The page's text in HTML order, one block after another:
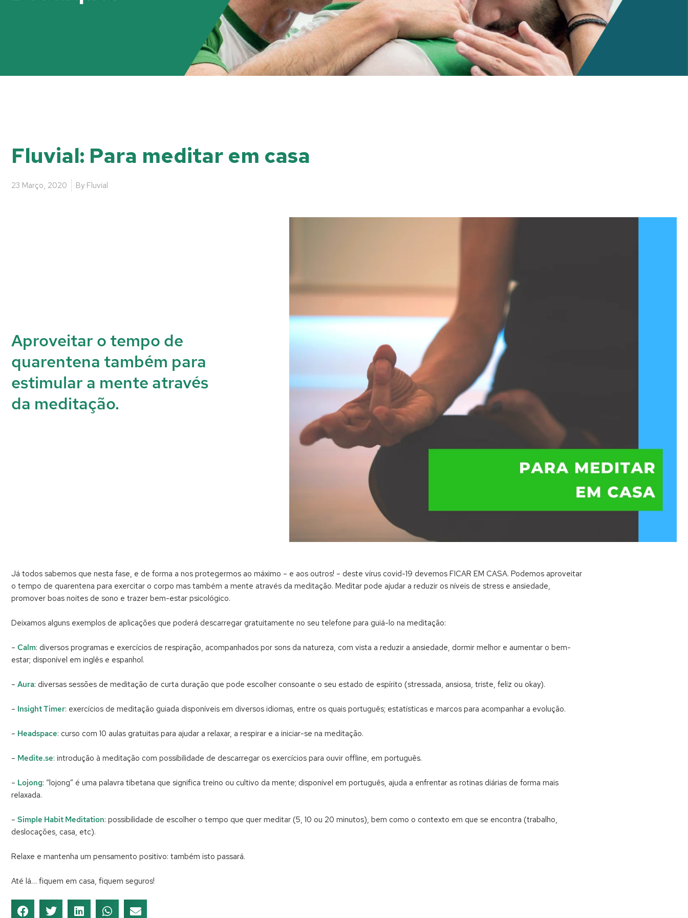
Fluvial: Para meditar em casa
23 Março, 2020 By Fluvial
Aproveitar o tempo de
quarentena também para
estimular a mente através
da meditação.
Já todos sabemos que nesta fase, e de forma a nos protegermos ao máximo – e aos outros! – deste vírus covid-19 devemos FICAR EM CASA. Podemos aproveitar
o tempo de quarentena para exercitar o corpo mas também a mente através da meditação. Meditar pode ajudar a reduzir os níveis de stress e ansiedade,
promover boas noites de sono e trazer bem-estar psicológico.
Deixamos alguns exemplos de aplicações que poderá descarregar gratuitamente no seu telefone para guiá-lo na meditação:
– Calm: diversos programas e exercícios de respiração, acompanhados por sons da natureza, com vista a reduzir a ansiedade, dormir melhor e aumentar o bem-
estar; disponível em inglês e espanhol.
– Aura: diversas sessões de meditação de curta duração que pode escolher consoante o seu estado de espírito (stressada, ansiosa, triste, feliz ou okay).
– Insight Timer: exercícios de meditação guiada disponíveis em diversos idiomas, entre os quais português; estatísticas e marcos para acompanhar a evolução.
– Headspace: curso com 10 aulas gratuitas para ajudar a relaxar, a respirar e a iniciar-se na meditação.
– Medite.se: introdução à meditação com possibilidade de descarregar os exercícios para ouvir offline, em português.
– Lojong: “lojong” é uma palavra tibetana que significa treino ou cultivo da mente; disponível em português, ajuda a enfrentar as rotinas diárias de forma mais
relaxada.
– Simple Habit Meditation: possibilidade de escolher o tempo que quer meditar (5, 10 ou 20 minutos), bem como o contexto em que se encontra (trabalho,
deslocações, casa, etc).
Relaxe e mantenha um pensamento positivo: também isto passará.
Até lá… fiquem em casa, fiquem seguros!